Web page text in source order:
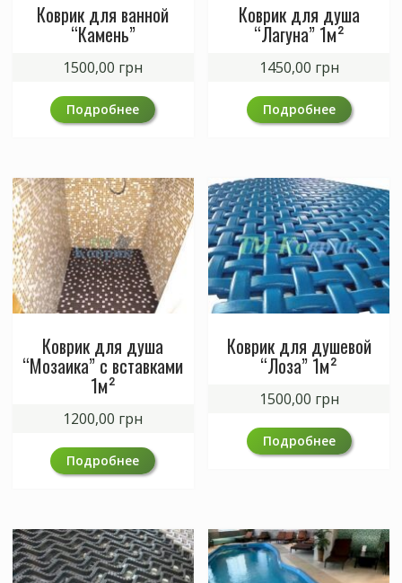
Коврик для ванной
“Камень”
1500,00 грн
Подробнее
Коврик для душа
“Лагуна” 1м²
1450,00 грн
Подробнее
Коврик для душа
“Мозаика” с вставками
1м²
1200,00 грн
Подробнее
Коврик для душевой
“Лоза” 1м²
1500,00 грн
Подробнее